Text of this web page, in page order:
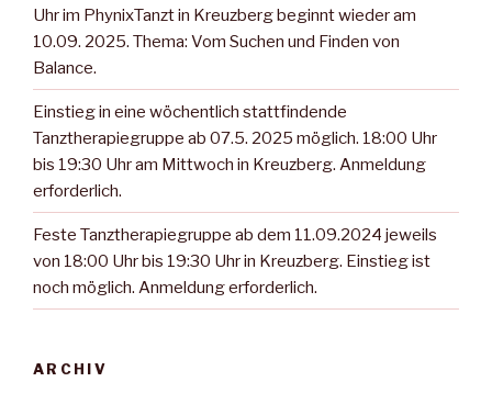
Uhr im PhynixTanzt in Kreuzberg beginnt wieder am
10.09. 2025. Thema: Vom Suchen und Finden von
Balance.
Einstieg in eine wöchentlich stattfindende
Tanztherapiegruppe ab 07.5. 2025 möglich. 18:00 Uhr
bis 19:30 Uhr am Mittwoch in Kreuzberg. Anmeldung
erforderlich.
Feste Tanztherapiegruppe ab dem 11.09.2024 jeweils
von 18:00 Uhr bis 19:30 Uhr in Kreuzberg. Einstieg ist
noch möglich. Anmeldung erforderlich.
ARCHIV